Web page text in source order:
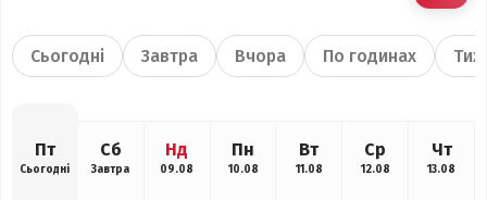
Сьогодні Завтра Вчора По годинах
Пт
Сьогодні
Сб
Завтра
Нд
09.08
Пн
10.08
Вт
11.08
Ср
12.08
Чт
13.08